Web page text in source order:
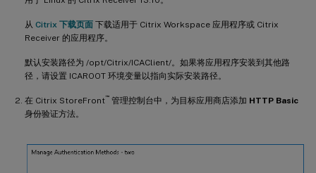
从 Citrix 下载页面 下载适用于 Citrix Workspace 应用程序或 Citrix
Receiver 的应用程序。
默认安装路径为 /opt/Citrix/ICAClient/。如果将应用程序安装到其他路
径，请设置 ICAROOT 环境变量以指向实际安装路径。
在 Citrix StoreFront™ 管理控制台中，为目标应用商店添加 HTTP Basic
身份验证方法。